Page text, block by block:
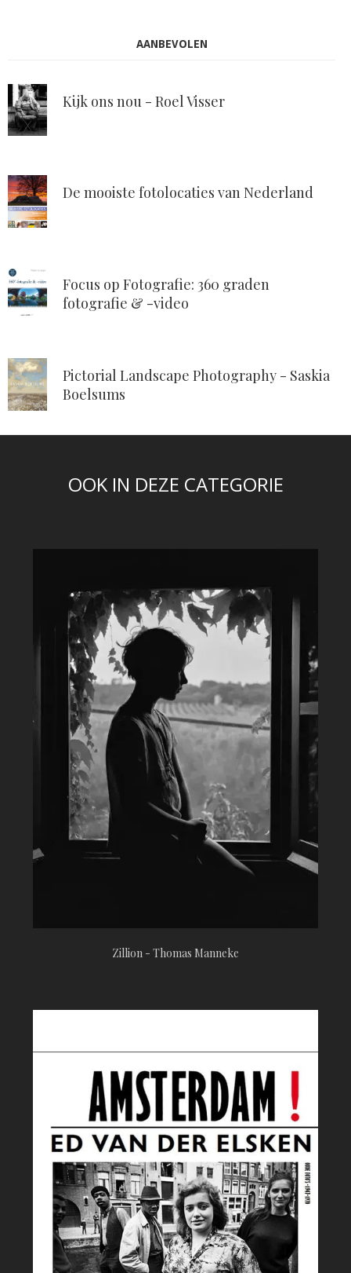
AANBEVOLEN
Kijk ons nou - Roel Visser
De mooiste fotolocaties van Nederland
Focus op Fotografie: 360 graden
fotografie & -video
Pictorial Landscape Photography - Saskia
Boelsums
OOK IN DEZE CATEGORIE
Zillion - Thomas Manneke